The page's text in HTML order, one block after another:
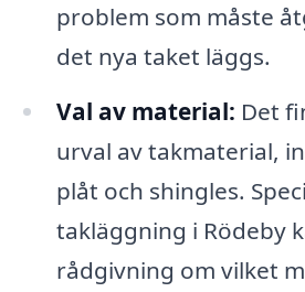
problem som måste
det nya taket läggs.
Val av material: Det
urval av takmaterial,
plåt och shingles.
takläggning i Rödeby
rådgivning om vilket